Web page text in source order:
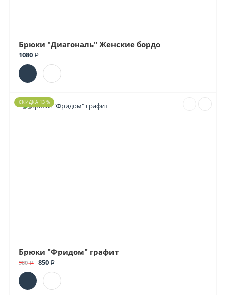
Брюки "Диагональ" Женские бордо
1080 ₽
СКИДКА 13 %
Брюки "Фридом" графит
980 ₽ 850 ₽